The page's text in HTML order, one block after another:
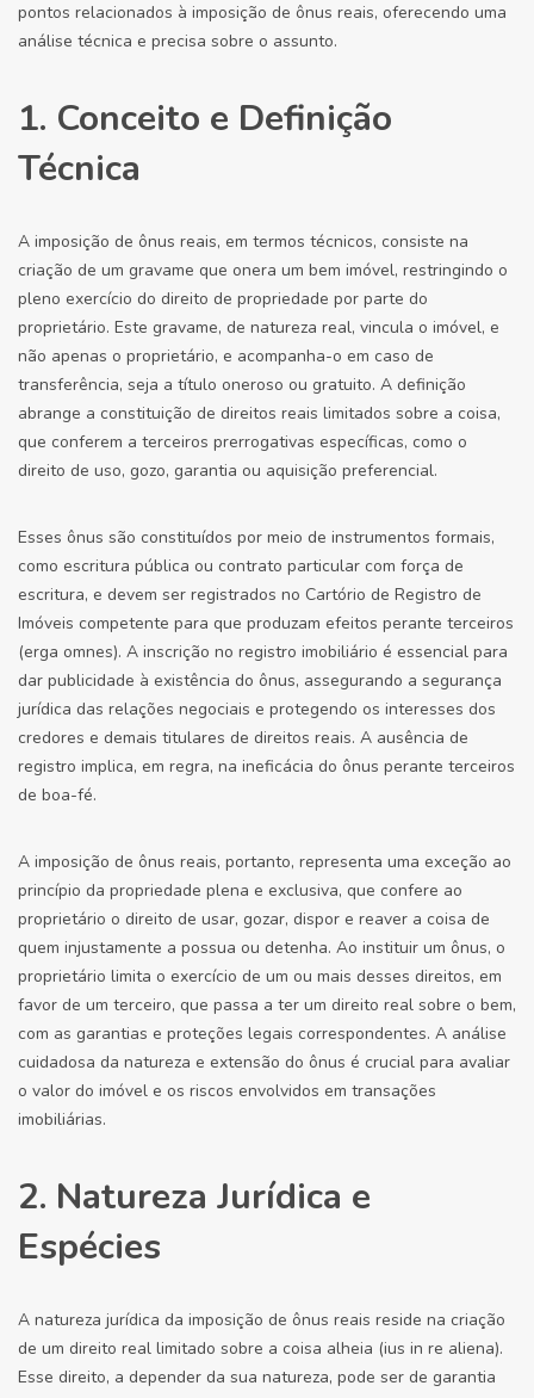
pontos relacionados à imposição de ônus reais, oferecendo uma
análise técnica e precisa sobre o assunto.
1. Conceito e Definição
Técnica
A imposição de ônus reais, em termos técnicos, consiste na
criação de um gravame que onera um bem imóvel, restringindo o
pleno exercício do direito de propriedade por parte do
proprietário. Este gravame, de natureza real, vincula o imóvel, e
não apenas o proprietário, e acompanha-o em caso de
transferência, seja a título oneroso ou gratuito. A definição
abrange a constituição de direitos reais limitados sobre a coisa,
que conferem a terceiros prerrogativas específicas, como o
direito de uso, gozo, garantia ou aquisição preferencial.
Esses ônus são constituídos por meio de instrumentos formais,
como escritura pública ou contrato particular com força de
escritura, e devem ser registrados no Cartório de Registro de
Imóveis competente para que produzam efeitos perante terceiros
(erga omnes). A inscrição no registro imobiliário é essencial para
dar publicidade à existência do ônus, assegurando a segurança
jurídica das relações negociais e protegendo os interesses dos
credores e demais titulares de direitos reais. A ausência de
registro implica, em regra, na ineficácia do ônus perante terceiros
de boa-fé.
A imposição de ônus reais, portanto, representa uma exceção ao
princípio da propriedade plena e exclusiva, que confere ao
proprietário o direito de usar, gozar, dispor e reaver a coisa de
quem injustamente a possua ou detenha. Ao instituir um ônus, o
proprietário limita o exercício de um ou mais desses direitos, em
favor de um terceiro, que passa a ter um direito real sobre o bem,
com as garantias e proteções legais correspondentes. A análise
cuidadosa da natureza e extensão do ônus é crucial para avaliar
o valor do imóvel e os riscos envolvidos em transações
imobiliárias.
2. Natureza Jurídica e
Espécies
A natureza jurídica da imposição de ônus reais reside na criação
de um direito real limitado sobre a coisa alheia (ius in re aliena).
Esse direito, a depender da sua natureza, pode ser de garantia